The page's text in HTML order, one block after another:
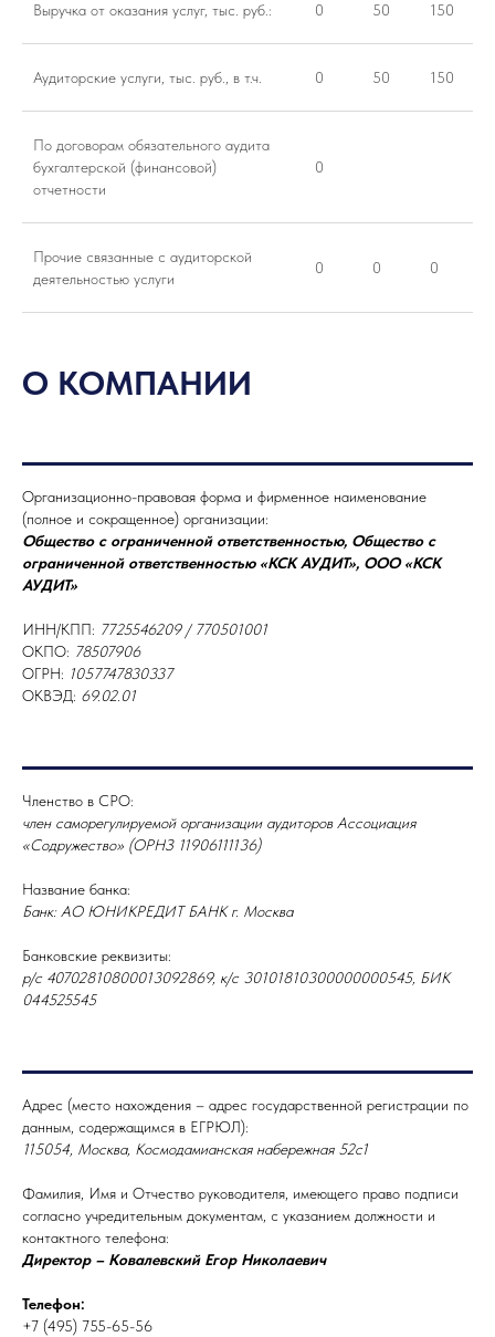
Выручка от оказания услуг, тыс. руб.: 0 50 150
Аудиторские услуги, тыс. руб., в т.ч. 0 50 150
По договорам обязательного аудита
бухгалтерской (финансовой)
отчетности
0
Прочие связанные с аудиторской
деятельностью услуги
0 0 0
О КОМПАНИИ
Организационно-правовая форма и фирменное наименование
(полное и сокращенное) организации:
Общество с ограниченной ответственностью, Общество с
ограниченной ответственностью «КСК АУДИТ», ООО «КСК
АУДИТ»
ИНН/КПП: 7725546209 / 770501001
ОКПО: 78507906
ОГРН: 1057747830337
ОКВЭД: 69.02.01
Членство в СРО:
член саморегулируемой организации аудиторов Ассоциация
«Содружество» (ОРНЗ 11906111136)
Название банка:
Банк: АО ЮНИКРЕДИТ БАНК г. Москва
Банковские реквизиты:
р/с 40702810800013092869, к/с 30101810300000000545, БИК
044525545
Адрес (место нахождения – адрес государственной регистрации по
данным, содержащимся в ЕГРЮЛ):
115054, Москва, Космодамианская набережная 52с1
Фамилия, Имя и Отчество руководителя, имеющего право подписи
согласно учредительным документам, с указанием должности и
контактного телефона:
Директор – Ковалевский Егор Николаевич
Телефон:
+7 (495) 755-65-56